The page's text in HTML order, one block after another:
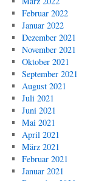
Februar 2022
Januar 2022
Dezember 2021
November 2021
Oktober 2021
September 2021
August 2021
Juli 2021
Juni 2021
Mai 2021
April 2021
März 2021
Februar 2021
Januar 2021